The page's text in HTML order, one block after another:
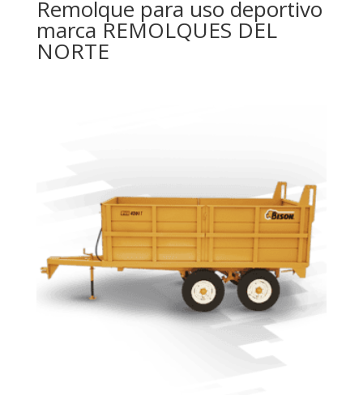
Remolque para uso deportivo
marca REMOLQUES DEL
NORTE